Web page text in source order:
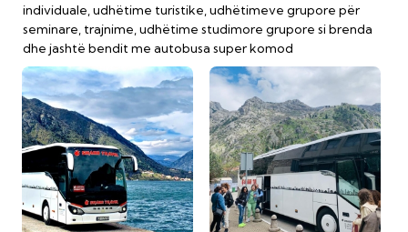
individuale, udhëtime turistike, udhëtimeve grupore për
seminare, trajnime, udhëtime studimore grupore si brenda
dhe jashtë bendit me autobusa super komod